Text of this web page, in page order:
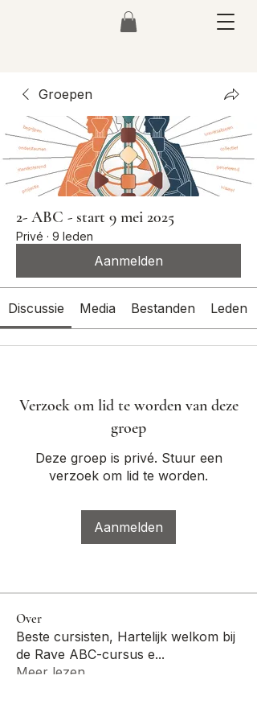
Groepen
2- ABC - start 9 mei 2025
Privé · 9 leden
Aanmelden
Discussie Media Bestanden Leden
Verzoek om lid te worden van deze
groep
Deze groep is privé. Stuur een
verzoek om lid te worden.
Aanmelden
Over
Beste cursisten, Hartelijk welkom bij
de Rave ABC-cursus e...
Meer lezen